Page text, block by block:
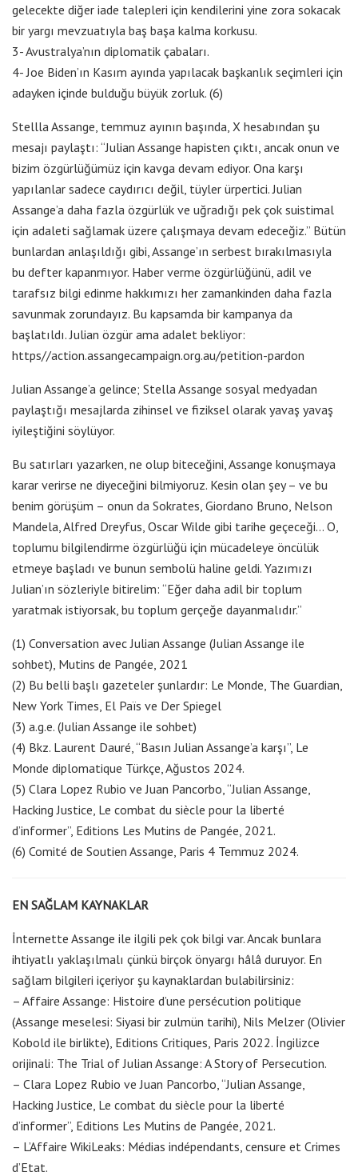
gelecekte diğer iade talepleri için kendilerini yine zora sokacak
bir yargı mevzuatıyla baş başa kalma korkusu.
3- Avustralya’nın diplomatik çabaları.
4- Joe Biden’ın Kasım ayında yapılacak başkanlık seçimleri için
adayken içinde bulduğu büyük zorluk. (6)
Stellla Assange, temmuz ayının başında, X hesabından şu
mesajı paylaştı: “Julian Assange hapisten çıktı, ancak onun ve
bizim özgürlüğümüz için kavga devam ediyor. Ona karşı
yapılanlar sadece caydırıcı değil, tüyler ürpertici. Julian
Assange’a daha fazla özgürlük ve uğradığı pek çok suistimal
için adaleti sağlamak üzere çalışmaya devam edeceğiz.” Bütün
bunlardan anlaşıldığı gibi, Assange’ın serbest bırakılmasıyla
bu defter kapanmıyor. Haber verme özgürlüğünü, adil ve
tarafsız bilgi edinme hakkımızı her zamankinden daha fazla
savunmak zorundayız. Bu kapsamda bir kampanya da
başlatıldı. Julian özgür ama adalet bekliyor:
https//action.assangecampaign.org.au/petition-pardon
Julian Assange’a gelince; Stella Assange sosyal medyadan
paylaştığı mesajlarda zihinsel ve fiziksel olarak yavaş yavaş
iyileştiğini söylüyor.
Bu satırları yazarken, ne olup biteceğini, Assange konuşmaya
karar verirse ne diyeceğini bilmiyoruz. Kesin olan şey – ve bu
benim görüşüm – onun da Sokrates, Giordano Bruno, Nelson
Mandela, Alfred Dreyfus, Oscar Wilde gibi tarihe geçeceği… O,
toplumu bilgilendirme özgürlüğü için mücadeleye öncülük
etmeye başladı ve bunun sembolü haline geldi. Yazımızı
Julian’ın sözleriyle bitirelim: “Eğer daha adil bir toplum
yaratmak istiyorsak, bu toplum gerçeğe dayanmalıdır.”
(1) Conversation avec Julian Assange (Julian Assange ile
sohbet), Mutins de Pangée, 2021
(2) Bu belli başlı gazeteler şunlardır: Le Monde, The Guardian,
New York Times, El Païs ve Der Spiegel
(3) a.g.e. (Julian Assange ile sohbet)
(4) Bkz. Laurent Dauré, “Basın Julian Assange’a karşı”, Le
Monde diplomatique Türkçe, Ağustos 2024.
(5) Clara Lopez Rubio ve Juan Pancorbo, “Julian Assange,
Hacking Justice, Le combat du siècle pour la liberté
d’informer”, Editions Les Mutins de Pangée, 2021.
(6) Comité de Soutien Assange, Paris 4 Temmuz 2024.
EN SAĞLAM KAYNAKLAR
İnternette Assange ile ilgili pek çok bilgi var. Ancak bunlara
ihtiyatlı yaklaşılmalı çünkü birçok önyargı hâlâ duruyor. En
sağlam bilgileri içeriyor şu kaynaklardan bulabilirsiniz:
– Affaire Assange: Histoire d’une persécution politique
(Assange meselesi: Siyasi bir zulmün tarihi), Nils Melzer (Olivier
Kobold ile birlikte), Editions Critiques, Paris 2022. İngilizce
orijinali: The Trial of Julian Assange: A Story of Persecution.
– Clara Lopez Rubio ve Juan Pancorbo, “Julian Assange,
Hacking Justice, Le combat du siècle pour la liberté
d’informer”, Editions Les Mutins de Pangée, 2021.
– L’Affaire WikiLeaks: Médias indépendants, censure et Crimes
d’Etat.